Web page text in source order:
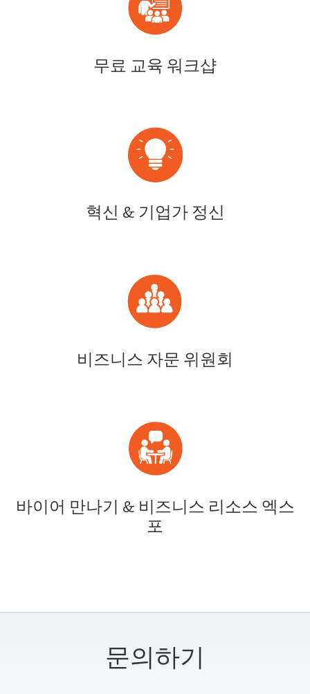
무료 교육 워크샵
혁신 & 기업가 정신
비즈니스 자문 위원회
바이어 만나기 & 비즈니스 리소스 엑스
포
문의하기